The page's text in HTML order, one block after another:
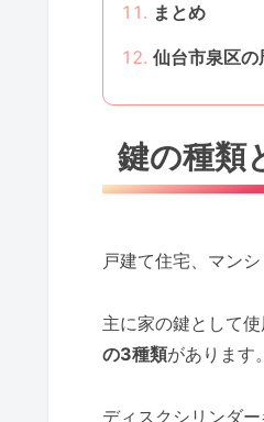
まとめ
仙台市泉区の
鍵の種類
戸建て住宅、マン
主に家の鍵として使
の3種類があります。
ディスクシリンダ